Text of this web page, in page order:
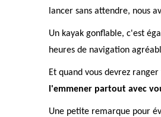
lancer sans attendre, nous
Un kayak gonflable, c'est
heures de navigation
Et quand vous devrez
l'emmener partout avec
Une petite remarque pour